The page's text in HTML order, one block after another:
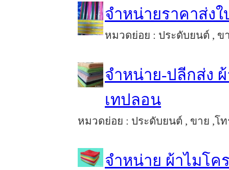
จำหน่ายราคาส่ง
หมวดย่อย : ประดับยนต์ , ข
จำหน่าย-ปลีกส่ง
เทปลอน
หมวดย่อย : ประดับยนต์ , ขาย ,โ
จำหน่าย ผ้าไมโค